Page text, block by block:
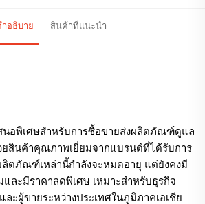
ำอธิบาย สินค้าที่แนะนำ
นอพิเศษสำหรับการซื้อขายส่งผลิตภัณฑ์ดูแล
สินค้าคุณภาพเยี่ยมจากแบรนด์ที่ได้รับการ
ตภัณฑ์เหล่านี้กำลังจะหมดอายุ แต่ยังคงมี
ละมีราคาลดพิเศษ เหมาะสำหรับธุรกิจ
ะผู้ขายระหว่างประเทศในภูมิภาคเอเชีย